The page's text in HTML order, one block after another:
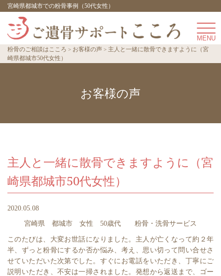
宮崎県都城市での粉骨事例（50代女性）
粉骨のご相談はこころ お客様の声
主人と一緒に散骨できますように（宮
崎県都城市50代女性）
お客様の声
主人と一緒に散骨できますように（宮
崎県都城市50代女性）
2020.05.08
宮崎県 都城市 女性 50歳代 粉骨・洗骨サービス
このたびは、大変お世話になりました。主人が亡くなって約２年
半、ずっと粉骨にするか否か悩み、考え、思い切って問い合せさ
せていただいた次第でした。すぐにお電話をいただき、丁寧にご
説明いただき、不安は一掃されました。発想から返送まで、ゴー